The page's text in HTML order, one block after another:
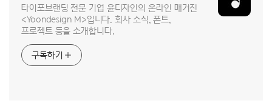
타이포브랜딩 전문 기업 윤디자인의 온라인 매거진
<Yoondesign M>입니다. 회사 소식, 폰트,
프로젝트 등을 소개합니다.
구독하기